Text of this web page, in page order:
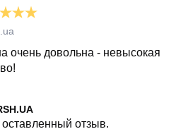
очень довольна - невысокая
отзыв.